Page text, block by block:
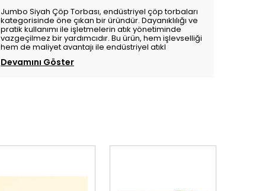
Jumbo Siyah Çöp Torbası, endüstriyel çöp torbaları
kategorisinde öne çıkan bir üründür. Dayanıklılığı ve
pratik kullanımı ile işletmelerin atık yönetiminde
vazgeçilmez bir yardımcıdır. Bu ürün, hem işlevselliği
hem de maliyet avantajı ile endüstriyel atıkl
Devamını Göster